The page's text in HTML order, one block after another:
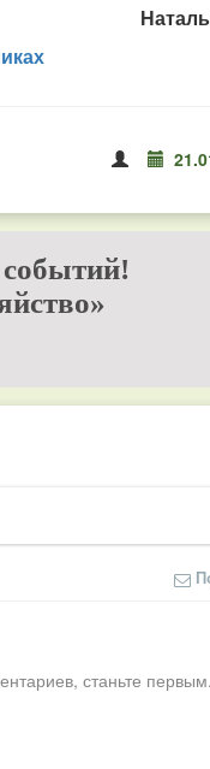
событий!
станьте первым.